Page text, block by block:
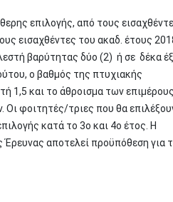
επιλογής, από τους
εισαχθέντες του ακαδ. έτους
βαρύτητας δύο (2) ή σε δέκα
ο βαθμός της πτυχιακής
1,5 και το άθροισμα των επιμέρους
φοιτητές/τριες που θα
κατά το 3ο και 4ο έτος. Η
αποτελεί προϋπόθεση για